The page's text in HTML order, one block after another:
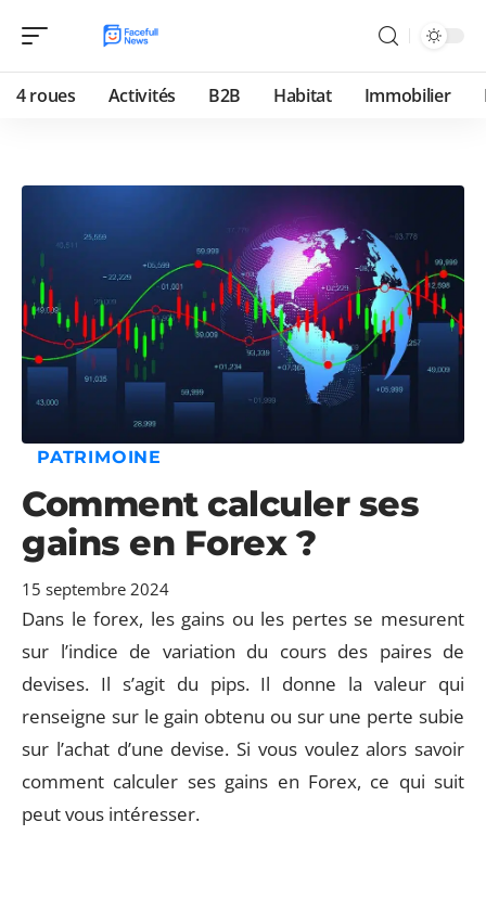
4 roues Activités B2B Habitat Immobilier
PATRIMOINE
Comment calculer ses
gains en Forex ?
15 septembre 2024
Dans le forex, les gains ou les pertes se mesurent
sur l’indice de variation du cours des paires de
devises. Il s’agit du pips. Il donne la valeur qui
renseigne sur le gain obtenu ou sur une perte subie
sur l’achat d’une devise. Si vous voulez alors savoir
comment calculer ses gains en Forex, ce qui suit
peut vous intéresser.